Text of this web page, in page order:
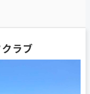
ラブ